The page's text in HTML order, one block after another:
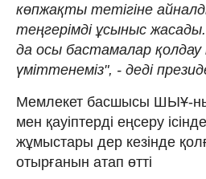
көпжақты тетігіне
теңгерімді ұсыныс
да осы бастамалар
үміттенеміз", - деді
Мемлекет басшысы ШЫҰ-
мен қауіптерді еңсеру
жұмыстары дер кезінде
отырғанын атап өтті